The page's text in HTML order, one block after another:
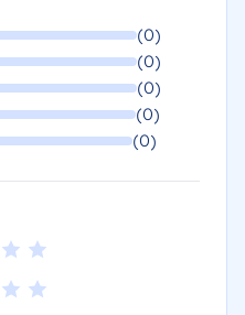
(0)
(0)
(0)
(0)
(0)